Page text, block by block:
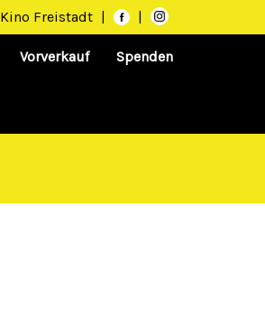
Kino Freistadt | |
Vorverkauf Spenden